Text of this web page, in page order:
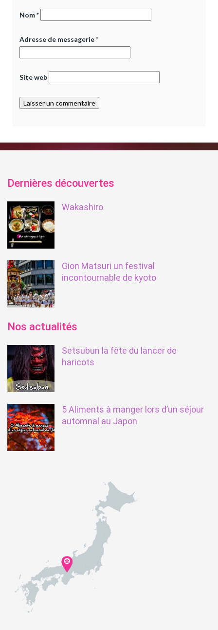
Nom*
Adresse de messagerie*
Site web
Dernières découvertes
Wakashiro
Gion Matsuri un festival
incontournable de kyoto
Nos actualités
Setsubun la fête du lancer de
haricots
5 Aliments à manger lors d’un séjour
automnal au Japon